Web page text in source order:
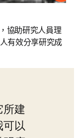
協助研究人員理
有效分享研究成
所建
可以